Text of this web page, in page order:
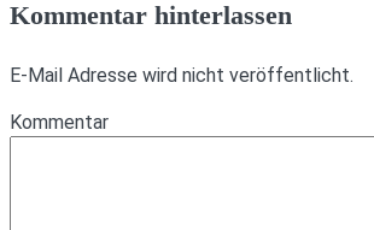
Kommentar hinterlassen
E-Mail Adresse wird nicht veröffentlicht.
Kommentar